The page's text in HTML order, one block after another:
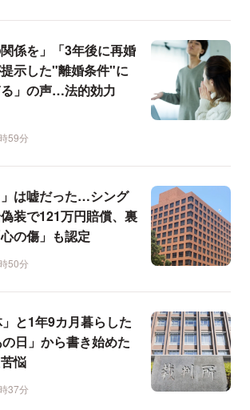
関係を」「3年後に再婚
示した"離婚条件"に
る」の声…法的効力
59分
」は嘘だった…シング
装で121万円賠償、裏
の傷」も認定
50分
」と1年9カ月暮らした
日」から書き始めた
悩
37分